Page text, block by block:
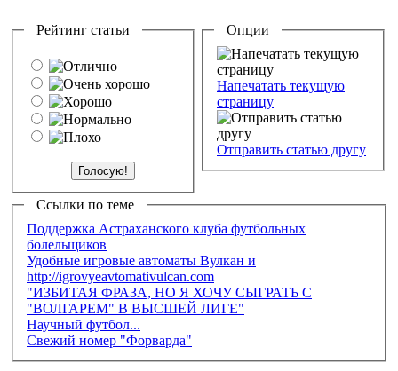
Рейтинг статьи Опции
Напечатать текущую
страницу
Отправить статью другу
Ссылки по теме
Поддержка Астраханского клуба футбольных
болельщиков
Удобные игровые автоматы Вулкан и
http://igrovyeavtomativulcan.com
"ИЗБИТАЯ ФРАЗА, НО Я ХОЧУ СЫГРАТЬ С
"ВОЛГАРЕМ" В ВЫСШЕЙ ЛИГЕ"
Научный футбол...
Свежий номер "Форварда"